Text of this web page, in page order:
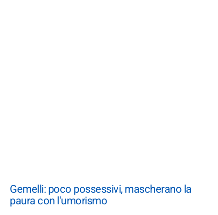
Gemelli: poco possessivi, mascherano la
paura con l'umorismo